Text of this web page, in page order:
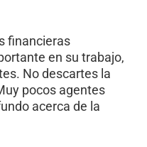
financieras
en su trabajo,
No descartes la
pocos agentes
acerca de la